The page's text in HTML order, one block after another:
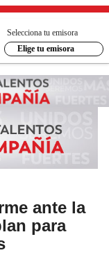
Selecciona tu emisora
Elige tu emisora
ante la
para